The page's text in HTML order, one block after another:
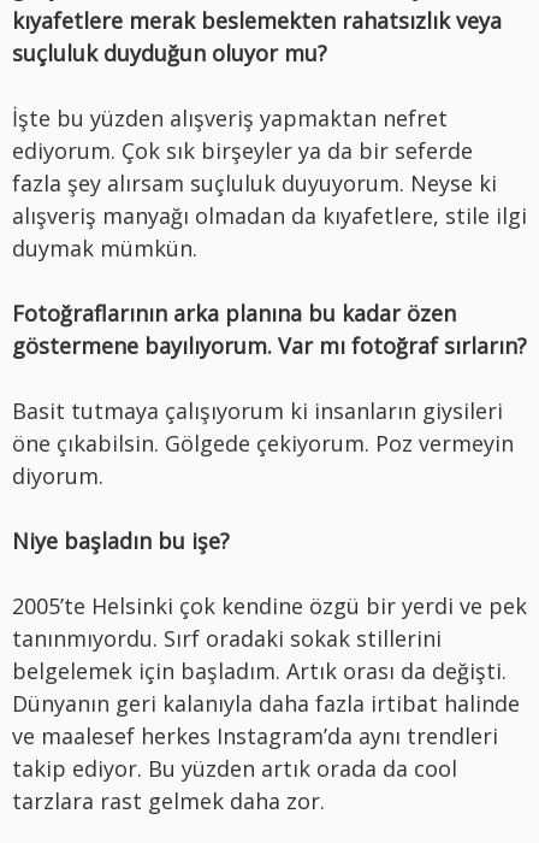
kıyafetlere merak beslemekten rahatsızlık veya
suçluluk duyduğun oluyor mu?
İşte bu yüzden alışveriş yapmaktan nefret
ediyorum. Çok sık birşeyler ya da bir seferde
fazla şey alırsam suçluluk duyuyorum. Neyse ki
alışveriş manyağı olmadan da kıyafetlere, stile ilgi
duymak mümkün.
Fotoğraflarının arka planına bu kadar özen
göstermene bayılıyorum. Var mı fotoğraf sırların?
Basit tutmaya çalışıyorum ki insanların giysileri
öne çıkabilsin. Gölgede çekiyorum. Poz vermeyin
diyorum.
Niye başladın bu işe?
2005’te Helsinki çok kendine özgü bir yerdi ve pek
tanınmıyordu. Sırf oradaki sokak stillerini
belgelemek için başladım. Artık orası da değişti.
Dünyanın geri kalanıyla daha fazla irtibat halinde
ve maalesef herkes Instagram’da aynı trendleri
takip ediyor. Bu yüzden artık orada da cool
tarzlara rast gelmek daha zor.